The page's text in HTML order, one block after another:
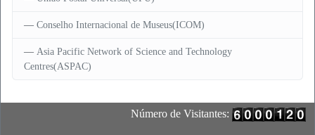
Conselho Internacional de Museus(ICOM)
Asia Pacific Network of Science and Technology
Centres(ASPAC)
Número de Visitantes: